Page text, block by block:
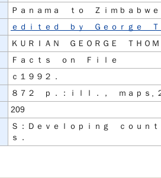
Ｐａｎａｍａ ｔｏ Ｚｉｍｂａｂｗｅ
ｅｄｉｔｅｄ ｂｙ Ｇｅｏｒｇｅ Ｔ
ＫＵＲＩＡＮ ＧＥＯＲＧＥ ＴＨＯＭ
Ｆａｃｔｓ ｏｎ Ｆｉｌｅ
ｃ１９９２．
８７２ ｐ．：ｉｌｌ．， ｍａｐｓ,
209
Ｓ：Ｄｅｖｅｌｏｐｉｎｇ ｃｏｕｎ
ｓ．